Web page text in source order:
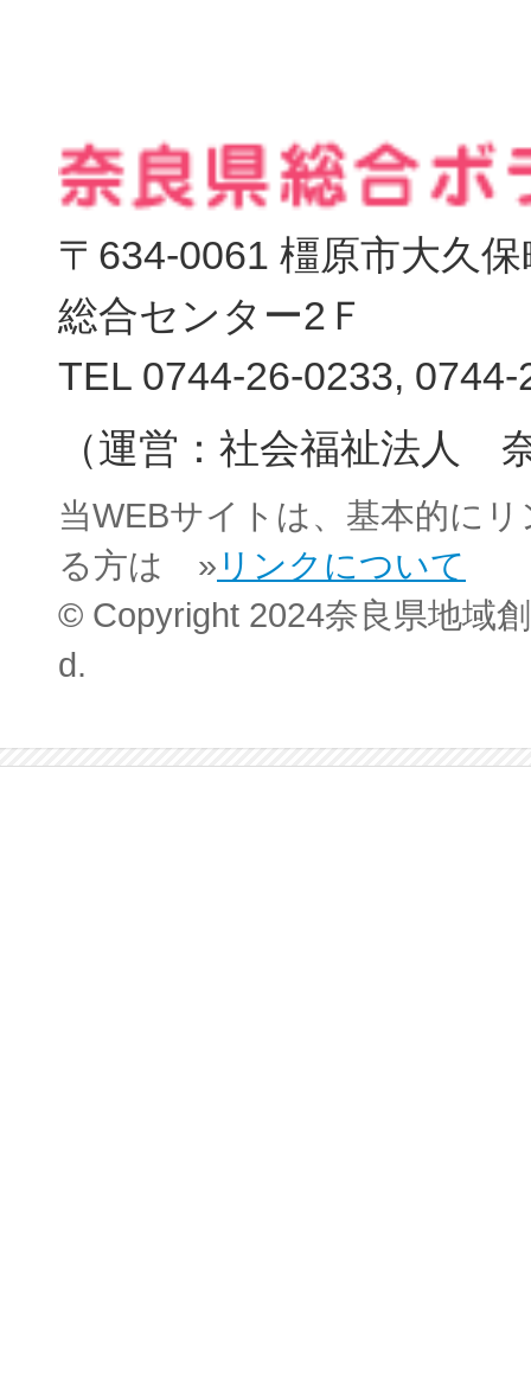
〒634-0061 橿原市大久
総合センター2Ｆ
TEL 0744-26-0233, 0744-
（運営：社会福祉法人
当WEBサイトは、基本的に
る方は » リンクについて
© Copyright 2024奈良県地域
d.